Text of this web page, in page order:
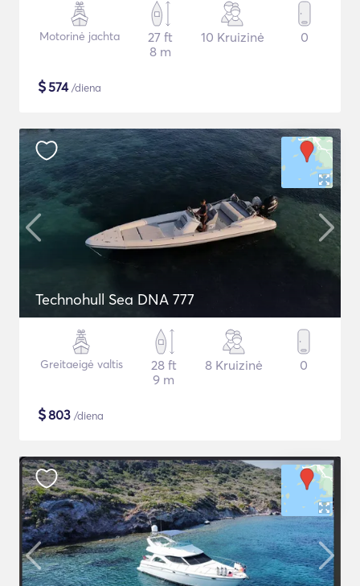
Motorinė jachta
27 ft
8 m
10 Kruizinė 0
$574/diena
Technohull Sea DNA 777
Greitaeigė valtis
28 ft
9 m
8 Kruizinė 0
$803 /diena